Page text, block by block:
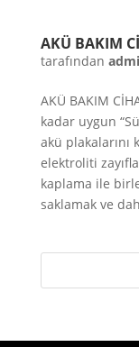
AKÜ BAKIM
tarafından
AKÜ BAKIM
kadar uygun
akü
elektroliti
kaplama ile
saklamak ve